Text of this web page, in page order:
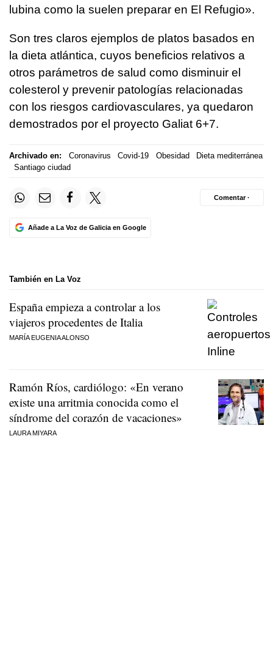
lubina como la suelen preparar en El Refugio».
Son tres claros ejemplos de platos basados en
la dieta atlántica, cuyos beneficios relativos a
otros parámetros de salud como disminuir el
colesterol y prevenir patologías relacionadas
con los riesgos cardiovasculares, ya quedaron
demostrados por el proyecto Galiat 6+7.
Archivado en: Coronavirus Covid-19 Obesidad
Dieta mediterránea
Santiago ciudad
Añade a La Voz de Galicia en Google
Comentar ·
También en La Voz
España empieza a controlar a los
viajeros procedentes de Italia
MARÍA EUGENIA ALONSO
Ramón Ríos, cardiólogo: «En verano
existe una arritmia conocida como el
síndrome del corazón de vacaciones»
LAURA MIYARA